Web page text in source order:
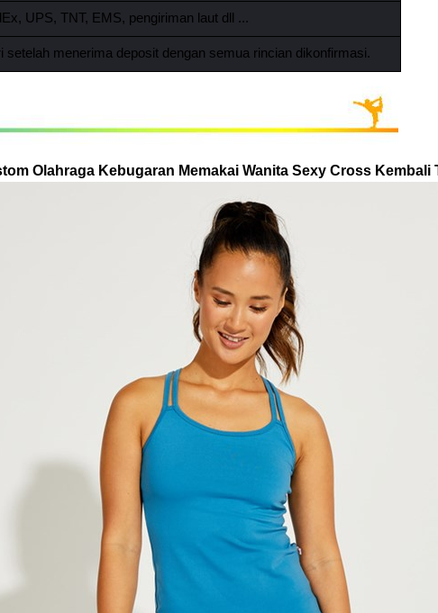
UPS, TNT, EMS, pengiriman laut dll ...
setelah menerima deposit dengan semua rincian dikonfirmasi.
Olahraga Kebugaran Memakai Wanita Sexy Cross Kembali